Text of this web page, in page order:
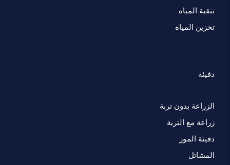
تنقية المياه
تخزين المياه
دفيئة
الزراعة بدون تربة
زراعة مع التربة
دفيئة الموز
المشاتل